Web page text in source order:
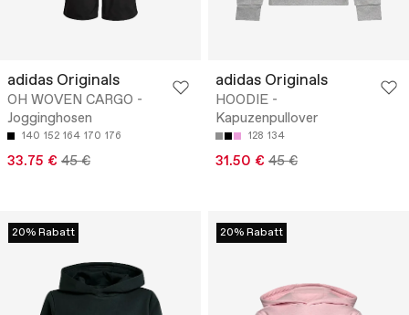
adidas Originals
OH WOVEN CARGO -
Jogginghosen
140 152 164 170 176
33.75 € 45 €
adidas Originals
HOODIE -
Kapuzenpullover
128 134
31.50 € 45 €
20% Rabatt 20% Rabatt